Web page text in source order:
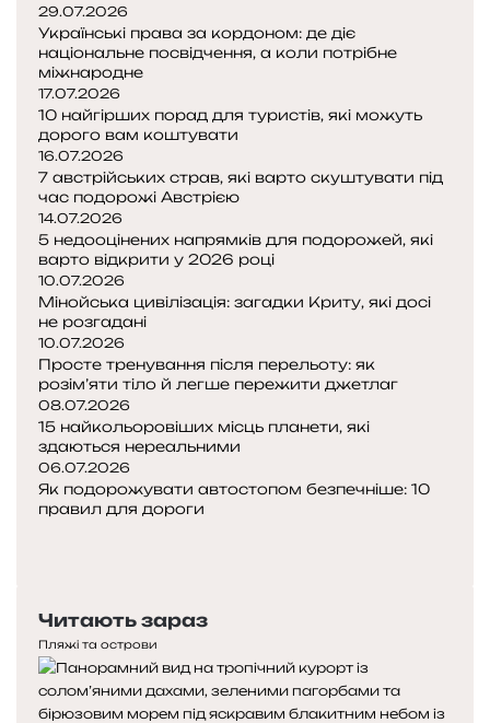
т
и
к
а
т
а
п
р
а
в
и
л
а
с
у
п
і
л
ь
с
т
в
29.07.2026
Українські права за кордоном: де діє
національне посвідчення, а коли потрібне
міжнародне
17.07.2026
10 найгірших порад для туристів, які можуть
дорого вам коштувати
16.07.2026
7 австрійських страв, які варто скуштувати під
час подорожі Австрією
14.07.2026
5 недооцінених напрямків для подорожей, які
варто відкрити у 2026 році
10.07.2026
Мінойська цивілізація: загадки Криту, які досі
не розгадані
10.07.2026
Просте тренування після перельоту: як
розім’яти тіло й легше пережити джетлаг
08.07.2026
15 найкольоровіших місць планети, які
здаються нереальними
06.07.2026
Як подорожувати автостопом безпечніше: 10
правил для дороги
р
е
д
н
я
т
у
п
н
а
Читають зараз
Пляжі та острови